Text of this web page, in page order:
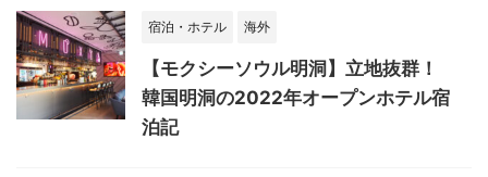
宿泊・ホテル 海外
【モクシーソウル明洞】立地抜群！
韓国明洞の2022年オープンホテル宿
泊記